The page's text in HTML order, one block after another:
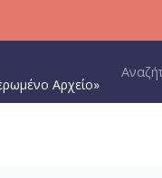
Αρχείο»
Main